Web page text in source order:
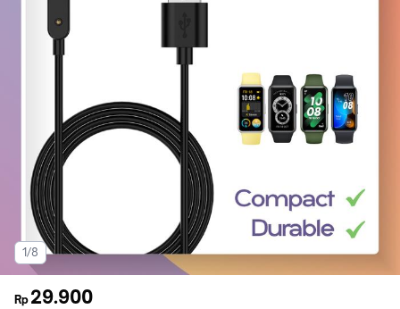
1/8
Rp 29.900